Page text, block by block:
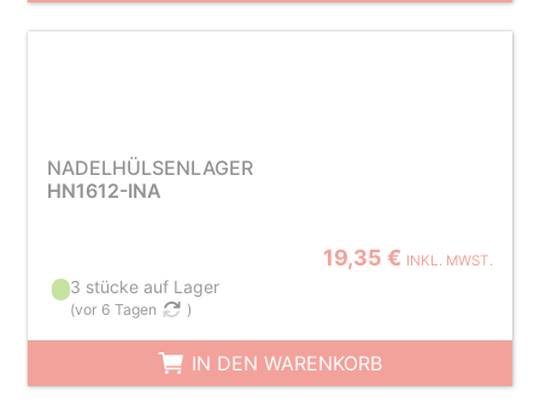
NADELHÜLSENLAGER
HN1612-INA
19,35 € INKL. MWST.
3 stücke auf Lager
(vor 6 Tagen )
IN DEN WARENKORB